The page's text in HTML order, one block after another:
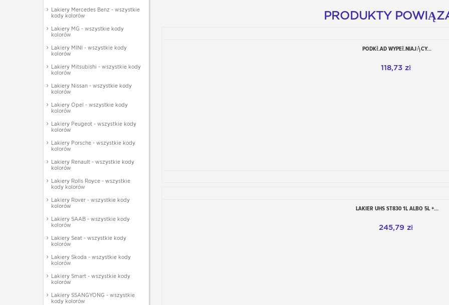
Lakiery Mercedes Benz - wszystkie
kody kolorów
Lakiery MG - wszystkie kody
kolorów
Lakiery MINI - wszystkie kody
kolorów
Lakiery Mitsubishi - wszystkie kody
kolorów
Lakiery Nissan - wszystkie kody
kolorów
Lakiery Opel - wszystkie kody
kolorów
Lakiery Peugeot - wszystkie kody
kolorów
Lakiery Porsche - wszystkie kody
kolorów
Lakiery Renault - wszystkie kody
kolorów
Lakiery Rolls Royce - wszystkie
kody kolorów
Lakiery Rover - wszystkie kody
kolorów
Lakiery SAAB - wszystkie kody
kolorów
Lakiery Seat - wszystkie kody
kolorów
Lakiery Skoda - wszystkie kody
kolorów
Lakiery Smart - wszystkie kody
kolorów
Lakiery SSANGYONG - wszystkie
kody kolorów
PRODUKTY
Dodaj do koszyka
PODKŁAD WYPEŁNIAJĄCY...
118,73 zł
Dodaj do koszyka
LAKIER UHS ST830 1L ALBO 5L +...
245,79 zł